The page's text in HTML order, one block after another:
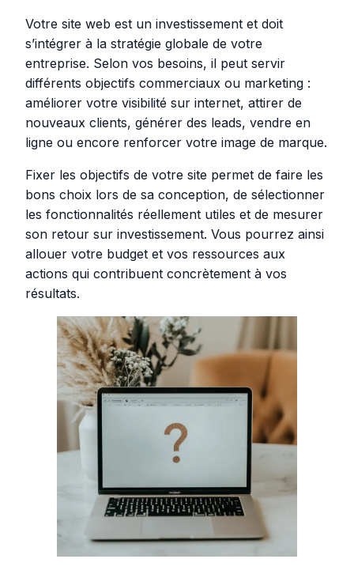
Votre site web est un investissement et doit
s’intégrer à la stratégie globale de votre
entreprise. Selon vos besoins, il peut servir
différents objectifs commerciaux ou marketing :
améliorer votre visibilité sur internet, attirer de
nouveaux clients, générer des leads, vendre en
ligne ou encore renforcer votre image de marque.
Fixer les objectifs de votre site permet de faire les
bons choix lors de sa conception, de sélectionner
les fonctionnalités réellement utiles et de mesurer
son retour sur investissement. Vous pourrez ainsi
allouer votre budget et vos ressources aux
actions qui contribuent concrètement à vos
résultats.